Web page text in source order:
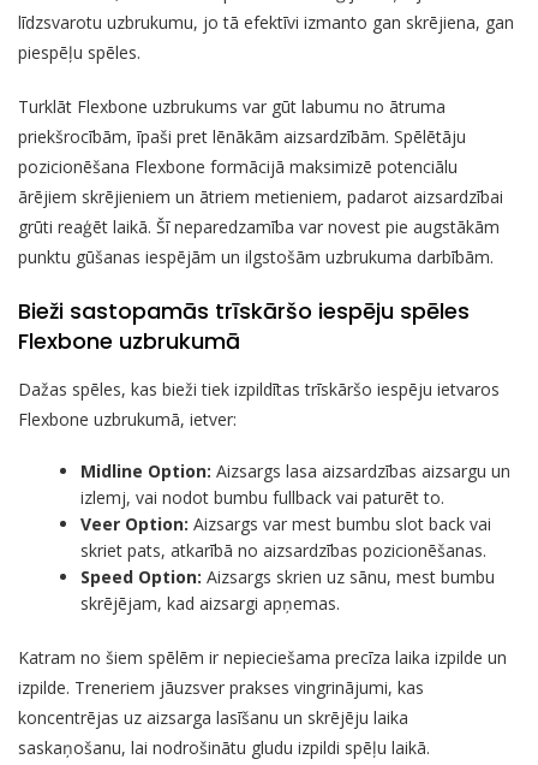
līdzsvarotu uzbrukumu, jo tā efektīvi izmanto gan skrējiena, gan
piespēļu spēles.
Turklāt Flexbone uzbrukums var gūt labumu no ātruma
priekšrocībām, īpaši pret lēnākām aizsardzībām. Spēlētāju
pozicionēšana Flexbone formācijā maksimizē potenciālu
ārējiem skrējieniem un ātriem metieniem, padarot aizsardzībai
grūti reaģēt laikā. Šī neparedzamība var novest pie augstākām
punktu gūšanas iespējām un ilgstošām uzbrukuma darbībām.
Bieži sastopamās trīskāršo iespēju spēles
Flexbone uzbrukumā
Dažas spēles, kas bieži tiek izpildītas trīskāršo iespēju ietvaros
Flexbone uzbrukumā, ietver:
Midline Option: Aizsargs lasa aizsardzības aizsargu un
izlemj, vai nodot bumbu fullback vai paturēt to.
Veer Option: Aizsargs var mest bumbu slot back vai
skriet pats, atkarībā no aizsardzības pozicionēšanas.
Speed Option: Aizsargs skrien uz sānu, mest bumbu
skrējējam, kad aizsargi apņemas.
Katram no šiem spēlēm ir nepieciešama precīza laika izpilde un
izpilde. Treneriem jāuzsver prakses vingrinājumi, kas
koncentrējas uz aizsarga lasīšanu un skrējēju laika
saskaņošanu, lai nodrošinātu gludu izpildi spēļu laikā.